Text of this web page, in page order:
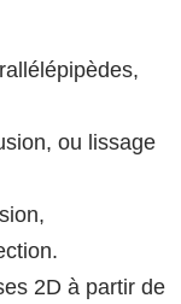
ou lissage
2D à partir de